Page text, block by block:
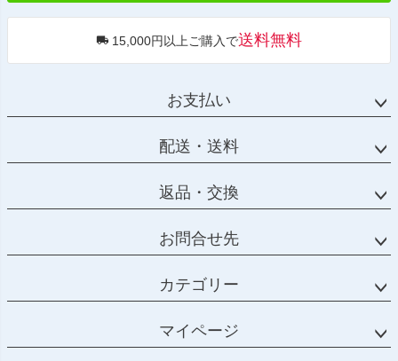
15,000円以上ご購入で送料無料
お支払い
配送・送料
返品・交換
お問合せ先
カテゴリー
マイページ